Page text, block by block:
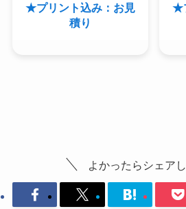
★プリント込み：お見
積り
★
よかったらシェア